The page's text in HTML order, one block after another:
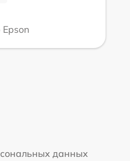
данных